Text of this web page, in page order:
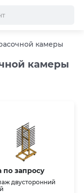
камеры
камеры
по запросу
двусторонний